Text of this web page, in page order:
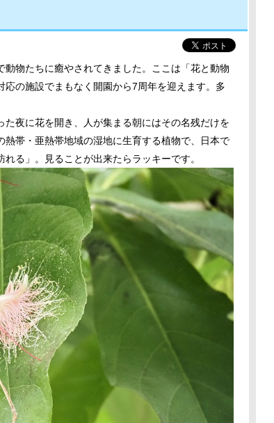
物たちに癒やされてきました。ここは「花と動物
の施設でまもなく開園から7周年を迎えます。多
夜に花を開き、人が集まる朝にはその名残だけを
帯・亜熱帯地域の湿地に生育する植物で、日本で
る」。見ることが出来たらラッキーです。